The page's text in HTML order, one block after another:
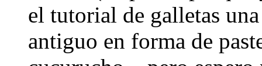
el tutorial de galletas
antiguo en forma de